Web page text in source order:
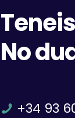
No
+34 93